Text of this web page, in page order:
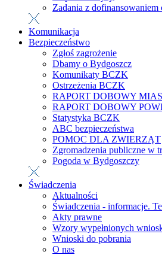
Zadania z dofinansowaniem
Komunikacja
Bezpieczeństwo
Zgłoś zagrożenie
Dbamy o Bydgoszcz
Komunikaty BCZK
Ostrzeżenia BCZK
RAPORT DOBOWY
RAPORT DOBOWY
Statystyka BCZK
ABC bezpieczeństwa
POMOC DLA ZWIERZĄT
Zgromadzenia publiczne w
Pogoda w Bydgoszczy
Świadczenia
Aktualności
Świadczenia - informacje.
Akty prawne
Wzory wypełnionych
Wnioski do pobrania
O nas